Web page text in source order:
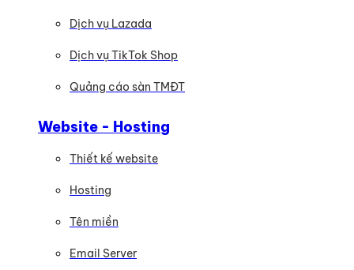
Dịch vụ Lazada
Dịch vụ TikTok Shop
Quảng cáo sàn TMĐT
Website - Hosting
Thiết kế website
Hosting
Tên miền
Email Server